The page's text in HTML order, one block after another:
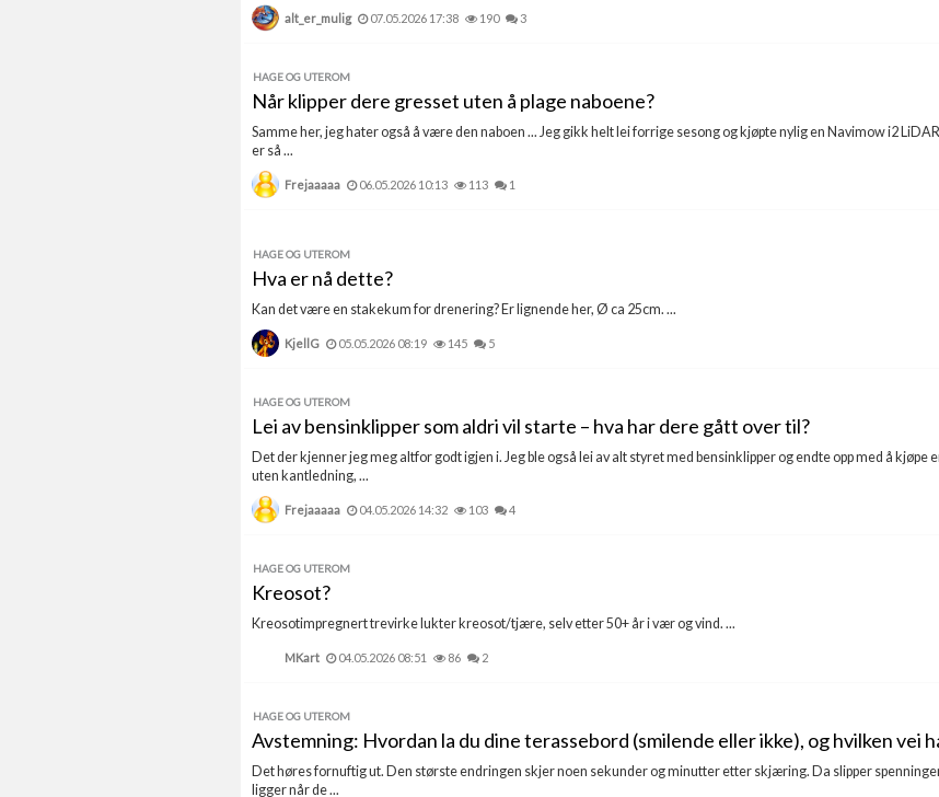
alt_er_mulig 07.05.2026 17:38 190 3
HAGE OG UTEROM
Når klipper dere gresset uten å plage naboene?
Samme her, jeg hater også å være den naboen ... Jeg gikk helt lei forrige sesong og kjøpte nylig en Navimow i2
er så ...
Frejaaaaa 06.05.2026 10:13 113 1
HAGE OG UTEROM
Hva er nå dette?
Kan det være en stakekum for drenering? Er lignende her, Ø ca 25cm. ...
KjellG 05.05.2026 08:19 145 5
HAGE OG UTEROM
Lei av bensinklipper som aldri vil starte – hva har dere gått over til?
Det der kjenner jeg meg altfor godt igjen i. Jeg ble også lei av alt styret med bensinklipper og endte opp med å
uten kantledning, ...
Frejaaaaa 04.05.2026 14:32 103 4
HAGE OG UTEROM
Kreosot?
Kreosotimpregnert trevirke lukter kreosot/tjære, selv etter 50+ år i vær og vind. ...
MKart 04.05.2026 08:51 86 2
HAGE OG UTEROM
Avstemning: Hvordan la du dine terassebord (smilende eller ikke), og hvilken vei
Det høres fornuftig ut. Den største endringen skjer noen sekunder og minutter etter skjæring. Da slipper
ligger når de ...